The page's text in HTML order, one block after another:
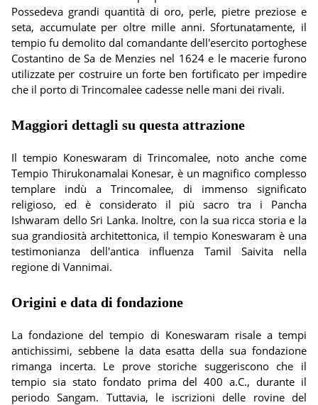
Possedeva grandi quantità di oro, perle, pietre preziose e
seta, accumulate per oltre mille anni. Sfortunatamente, il
tempio fu demolito dal comandante dell'esercito portoghese
Costantino de Sa de Menzies nel 1624 e le macerie furono
utilizzate per costruire un forte ben fortificato per impedire
che il porto di Trincomalee cadesse nelle mani dei rivali.
Maggiori dettagli su questa attrazione
Il tempio Koneswaram di Trincomalee, noto anche come
Tempio Thirukonamalai Konesar, è un magnifico complesso
templare indù a Trincomalee, di immenso significato
religioso, ed è considerato il più sacro tra i Pancha
Ishwaram dello Sri Lanka. Inoltre, con la sua ricca storia e la
sua grandiosità architettonica, il tempio Koneswaram è una
testimonianza dell'antica influenza Tamil Saivita nella
regione di Vannimai.
Origini e data di fondazione
La fondazione del tempio di Koneswaram risale a tempi
antichissimi, sebbene la data esatta della sua fondazione
rimanga incerta. Le prove storiche suggeriscono che il
tempio sia stato fondato prima del 400 a.C., durante il
periodo Sangam. Tuttavia, le iscrizioni delle rovine del